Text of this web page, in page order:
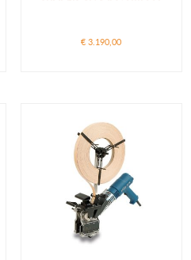
€ 3.190,00